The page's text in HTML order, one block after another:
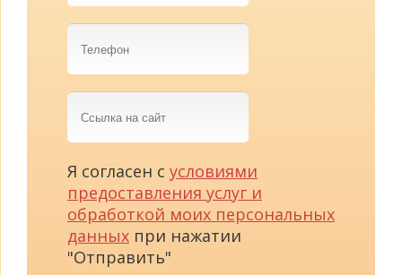
Телефон
Ссылка
на
сайт
Я согласен с условиями
предоставления услуг и
обработкой моих персональных
данных при нажатии
"Отправить"